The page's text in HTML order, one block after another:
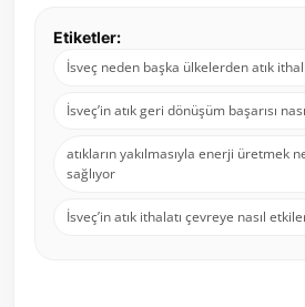
Etiketler:
İsveç neden başka ülkelerden atık
İsveç’in atık geri dönüşüm başarısı
atıkların yakılmasıyla enerji üretmek
sağlıyor
İsveç’in atık ithalatı çevreye nasıl